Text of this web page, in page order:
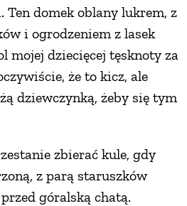
domek oblany lukrem, z
i ogrodzeniem z lasek
mojej dziecięcej tęsknoty za
że to kicz, ale
dziewczynką, żeby się tym
zbierać kule, gdy
z parą staruszków
góralską chatą.